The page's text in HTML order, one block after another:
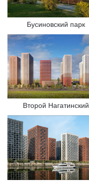
Бусиновский парк
Второй Нагатинский